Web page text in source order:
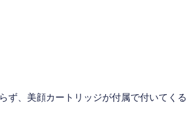
ず、美顔カートリッジが付属で付いてくる